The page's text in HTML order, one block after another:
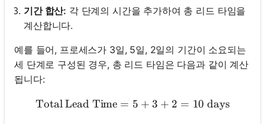
기간 합산: 각 단계의 시간을 추가하여 총 리드 타임을
계산합니다.
예를 들어, 프로세스가 3일, 5일, 2일의 기간이 소요되는
세 단계로 구성된 경우, 총 리드 타임은 다음과 같이 계산
됩니다:
\text{Total Lead Time}
Total Lead Time = 5 + 3 + 2 = 10 days